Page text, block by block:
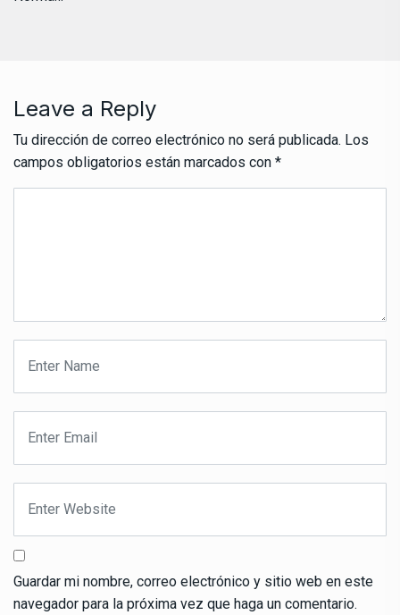
Leave a Reply
Tu dirección de correo electrónico no será publicada. Los
campos obligatorios están marcados con *
Guardar mi nombre, correo electrónico y sitio web en este
navegador para la próxima vez que haga un comentario.